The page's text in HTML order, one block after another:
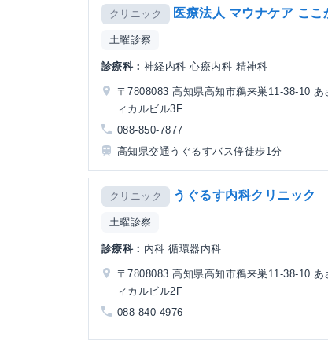
クリニック 医療法人 マウナケア ここ
土曜診察
診療科： 神経内科 心療内科 精神科
〒7808083 高知県高知市鵜来巣11-38-10 あ
ィカルビル3F
088-850-7877
高知県交通うぐるすバス停徒歩1分
クリニック うぐるす内科クリニック
土曜診察
診療科： 内科 循環器内科
〒7808083 高知県高知市鵜来巣11-38-10 あ
ィカルビル2F
088-840-4976